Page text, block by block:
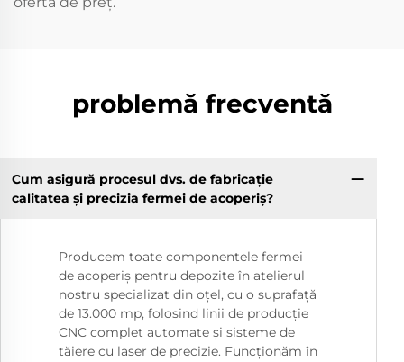
problemă frecventă
Cum asigură procesul dvs. de fabricație
calitatea și precizia fermei de acoperiș?
Producem toate componentele fermei
de acoperiș pentru depozite în atelierul
nostru specializat din oțel, cu o suprafață
de 13.000 mp, folosind linii de producție
CNC complet automate și sisteme de
tăiere cu laser de precizie. Funcționăm în